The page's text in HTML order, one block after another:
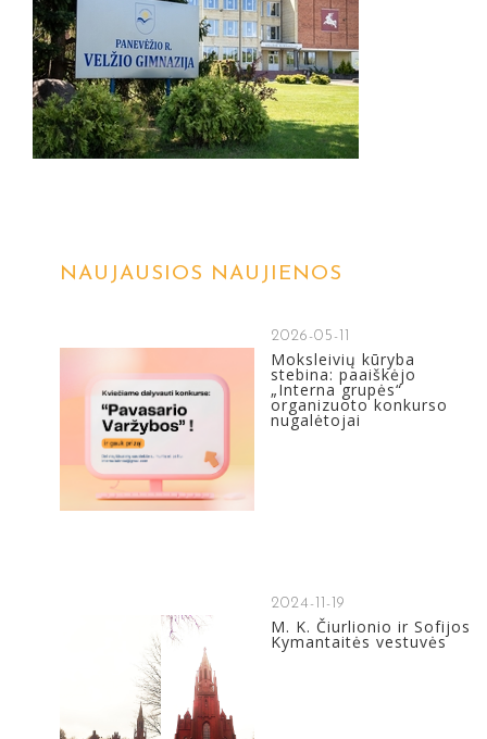
NAUJAUSIOS NAUJIENOS
2026-05-11
Moksleivių kūryba
stebina: paaiškėjo
„Interna grupės“
organizuoto konkurso
nugalėtojai
2024-11-19
M. K. Čiurlionio ir Sofijos
Kymantaitės vestuvės